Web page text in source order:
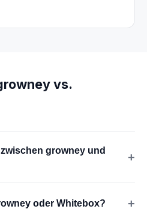
vs.
growney und
+
oder Whitebox? +